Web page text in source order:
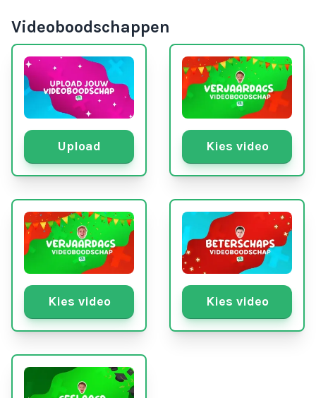
Videoboodschappen
Upload Kies video
Kies video Kies video